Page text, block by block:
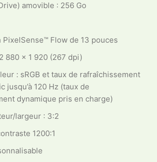
amovible : 256 Go
PixelSense™ Flow de 13 pouces
880 × 1 920 (267 dpi)
: sRGB et taux de rafraîchissement
jusqu’à 120 Hz (taux de
dynamique pris en charge)
largeur : 3:2
1200:1